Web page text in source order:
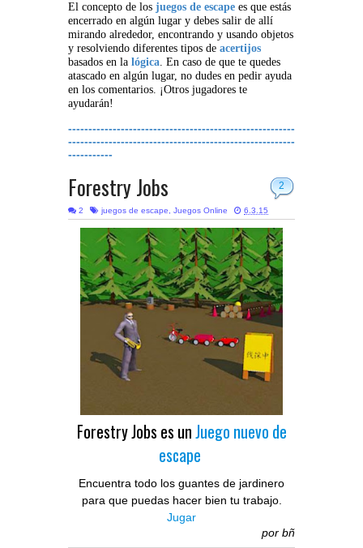
El concepto de los juegos de escape es que estás
encerrado en algún lugar y debes salir de allí
mirando alrededor, encontrando y usando objetos
y resolviendo diferentes tipos de acertijos
basados en la lógica. En caso de que te quedes
atascado en algún lugar, no dudes en pedir ayuda
en los comentarios. ¡Otros jugadores te
ayudarán!
--------------------------------------------------------
--------------------------------------------------------
-----------
2
Forestry Jobs
2 juegos de escape, Juegos Online 6.3.15
Forestry Jobs es unJuego nuevo de
escape
Encuentra todo los guantes de jardinero
para que puedas hacer bien tu trabajo.
Jugar
por bñ